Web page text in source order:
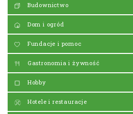
Budownictwo
Dom i ogród
Fundacje i pomoc
Gastronomia i żywność
Hobby
Hotele i restauracje